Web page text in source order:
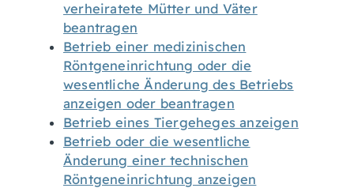
verheiratete Mütter und Väter
beantragen
Betrieb einer medizinischen
Röntgeneinrichtung oder die
wesentliche Änderung des Betriebs
anzeigen oder beantragen
Betrieb eines Tiergeheges anzeigen
Betrieb oder die wesentliche
Änderung einer technischen
Röntgeneinrichtung anzeigen